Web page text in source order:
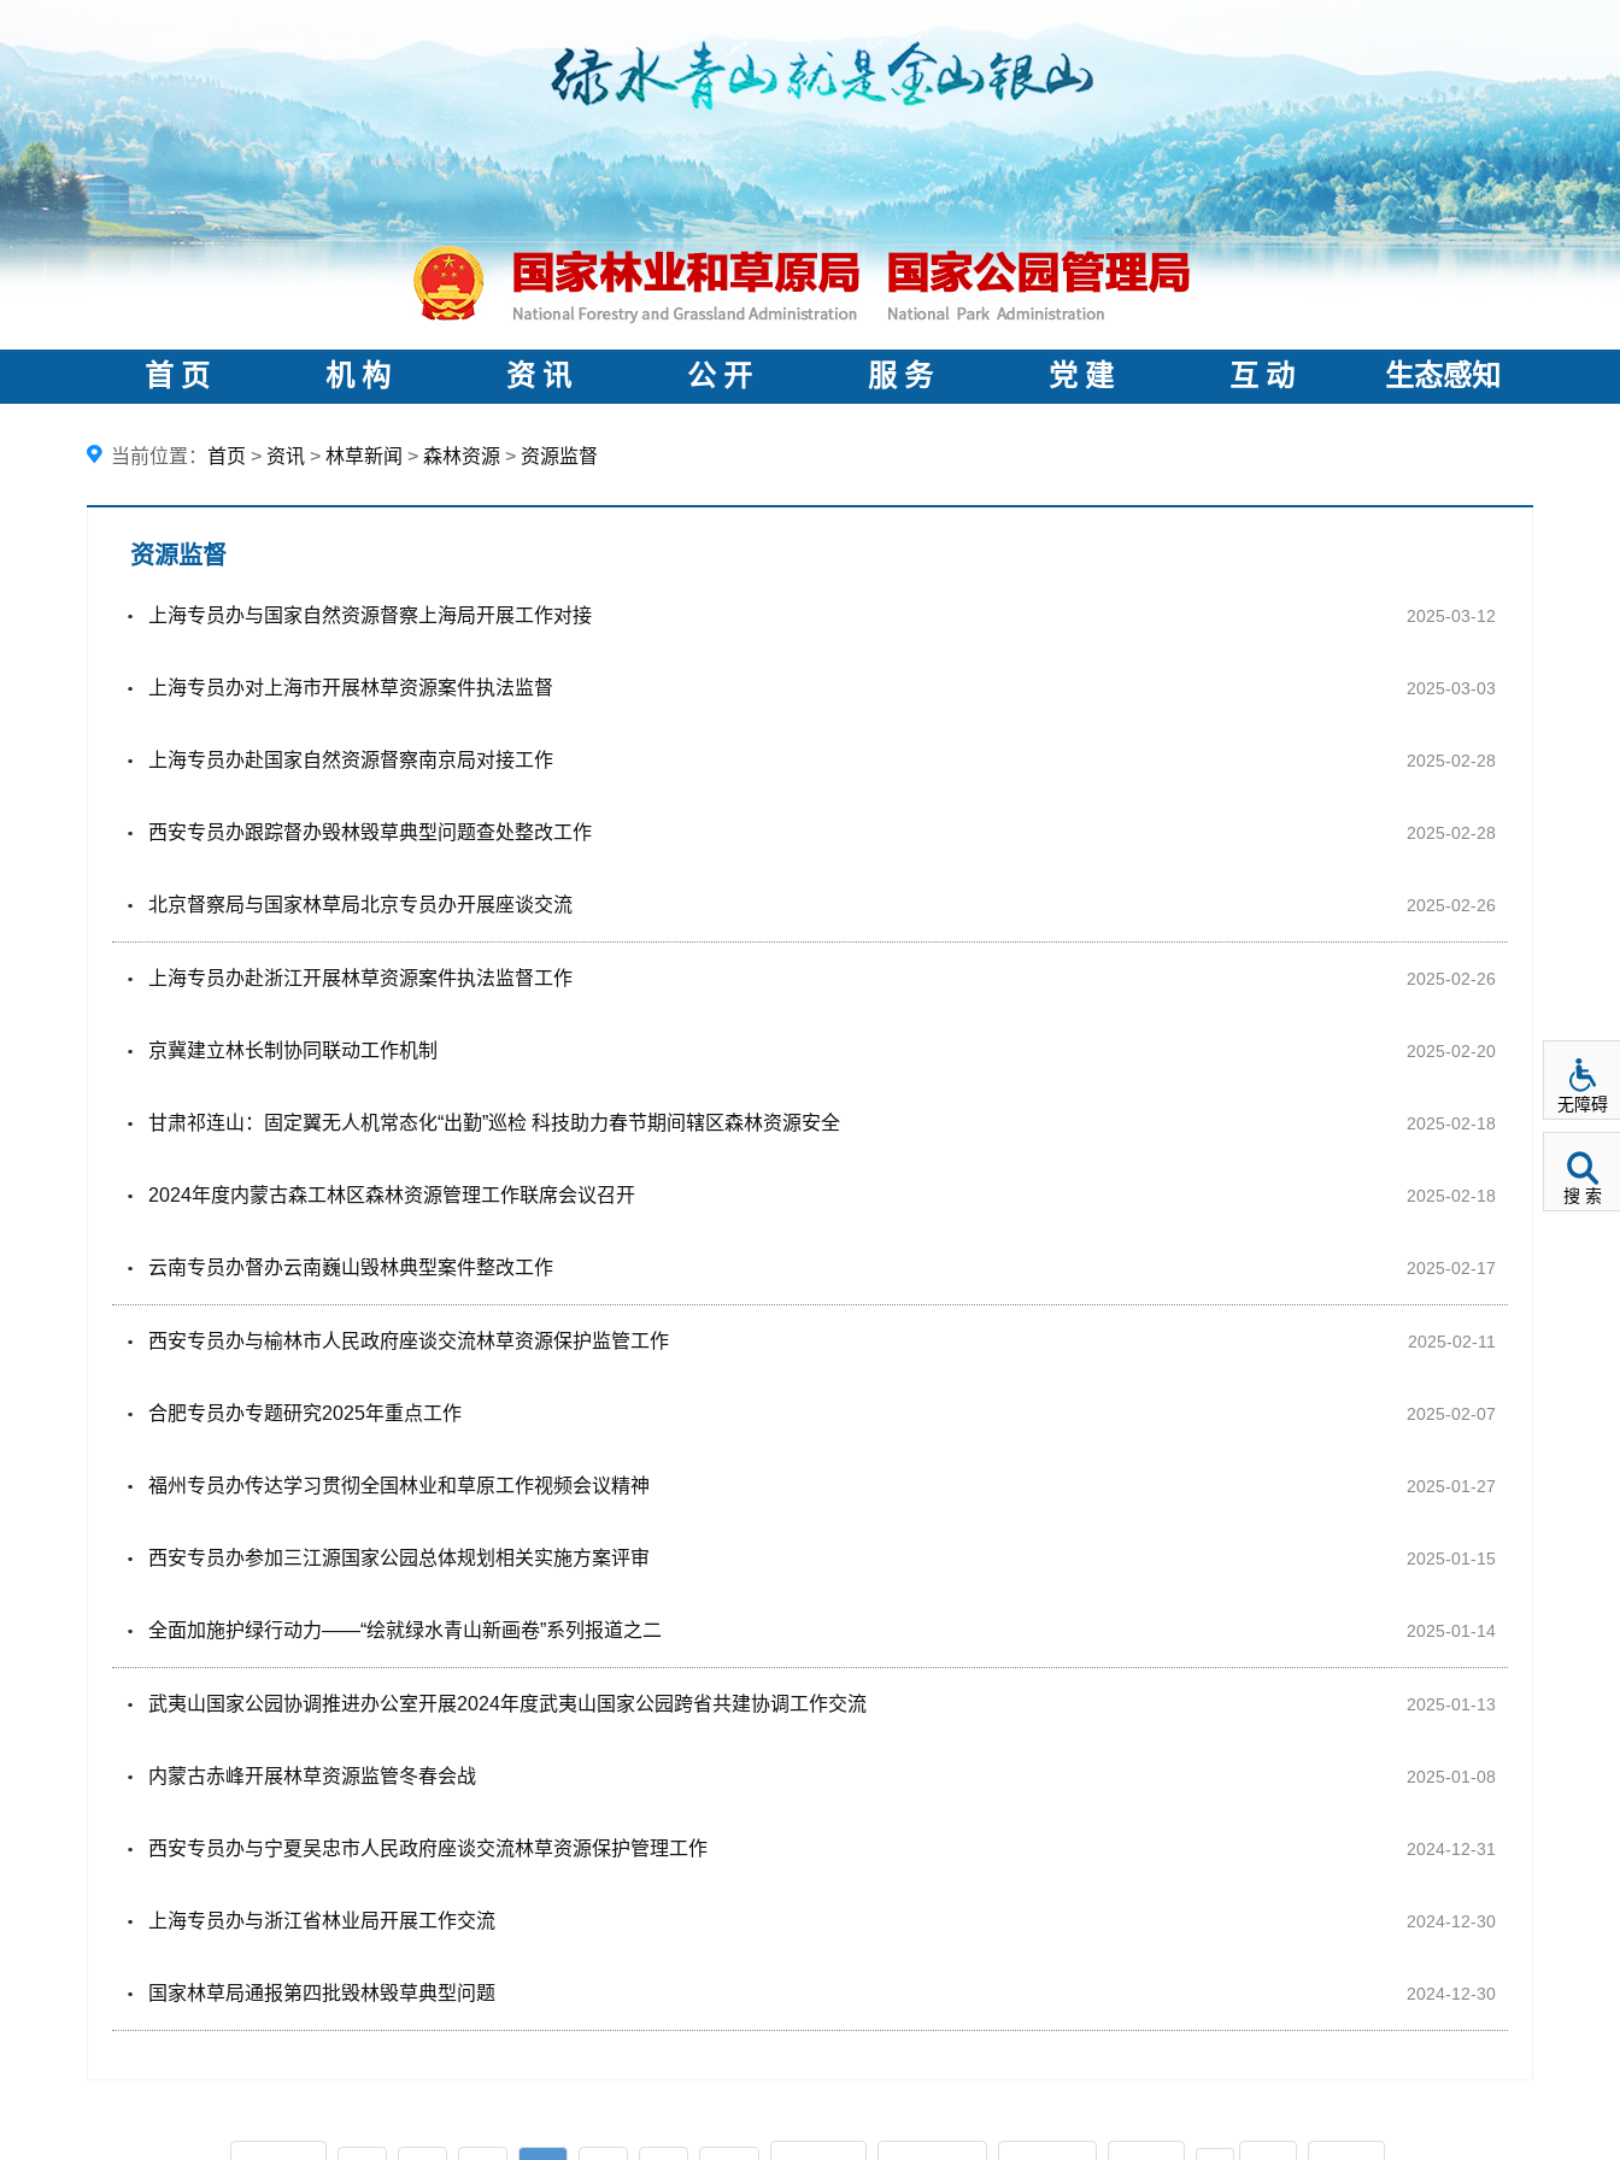
首 页 机 构 资 讯 公 开 服 务 党 建 互 动 生态感知
当前位置： 首页 > 资讯 > 林草新闻 > 森林资源 > 资源监督
资源监督
2025-03-12
上海专员办与国家自然资源督察上海局开展工作对接
2025-03-03
上海专员办对上海市开展林草资源案件执法监督
2025-02-28
上海专员办赴国家自然资源督察南京局对接工作
2025-02-28
西安专员办跟踪督办毁林毁草典型问题查处整改工作
2025-02-26
北京督察局与国家林草局北京专员办开展座谈交流
2025-02-26
上海专员办赴浙江开展林草资源案件执法监督工作
2025-02-20
京冀建立林长制协同联动工作机制
2025-02-18
甘肃祁连山：固定翼无人机常态化“出勤”巡检 科技助力春节期间辖区森林资源安全
2025-02-18
2024年度内蒙古森工林区森林资源管理工作联席会议召开
2025-02-17
云南专员办督办云南巍山毁林典型案件整改工作
2025-02-11
西安专员办与榆林市人民政府座谈交流林草资源保护监管工作
2025-02-07
合肥专员办专题研究2025年重点工作
2025-01-27
福州专员办传达学习贯彻全国林业和草原工作视频会议精神
2025-01-15
西安专员办参加三江源国家公园总体规划相关实施方案评审
2025-01-14
全面加施护绿行动力——“绘就绿水青山新画卷”系列报道之二
2025-01-13
武夷山国家公园协调推进办公室开展2024年度武夷山国家公园跨省共建协调工作交流
2025-01-08
内蒙古赤峰开展林草资源监管冬春会战
2024-12-31
西安专员办与宁夏吴忠市人民政府座谈交流林草资源保护管理工作
2024-12-30
上海专员办与浙江省林业局开展工作交流
2024-12-30
国家林草局通报第四批毁林毁草典型问题
无障碍
搜 索